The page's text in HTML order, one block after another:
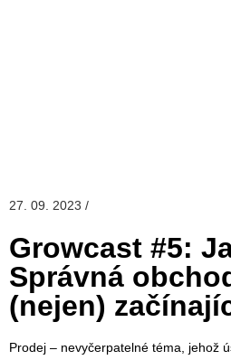
27. 09. 2023 /
Growcast #5:
Správná
(nejen)
Prodej – nevyčerpatelné téma, jehož